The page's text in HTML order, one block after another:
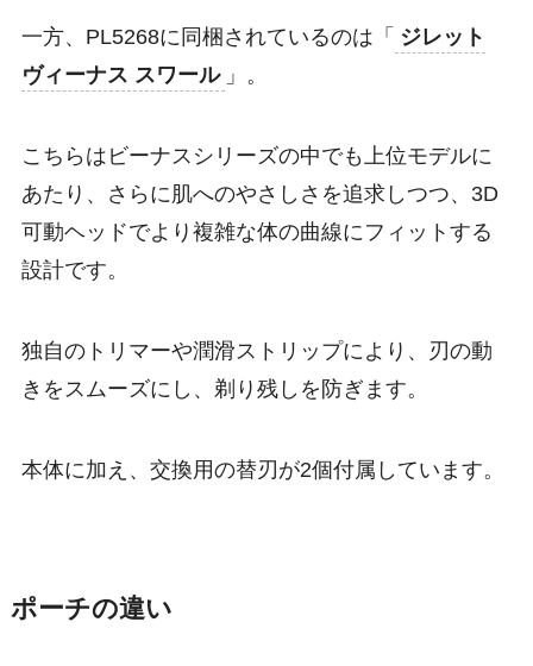
一方、PL5268に同梱されているのは「 ジレット
ヴィーナス スワール 」。
こちらはビーナスシリーズの中でも上位モデルに
あたり、さらに肌へのやさしさを追求しつつ、3D
可動ヘッドでより複雑な体の曲線にフィットする
設計です。
独自のトリマーや潤滑ストリップにより、刃の動
きをスムーズにし、剃り残しを防ぎます。
本体に加え、交換用の替刃が2個付属しています。
ポーチの違い